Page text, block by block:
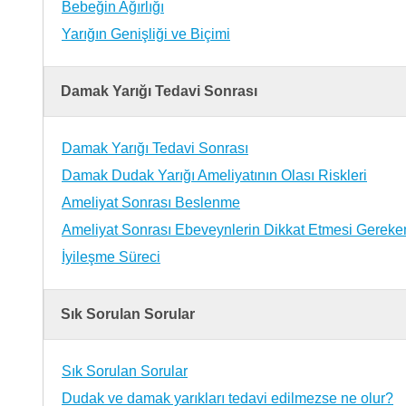
Bebeğin Ağırlığı
Yarığın Genişliği ve Biçimi
Damak Yarığı Tedavi Sonrası
Damak Yarığı Tedavi Sonrası
Damak Dudak Yarığı Ameliyatının Olası Riskleri
Ameliyat Sonrası Beslenme
Ameliyat Sonrası Ebeveynlerin Dikkat Etmesi
İyileşme Süreci
Sık Sorulan Sorular
Sık Sorulan Sorular
Dudak ve damak yarıkları tedavi edilmezse ne olur?